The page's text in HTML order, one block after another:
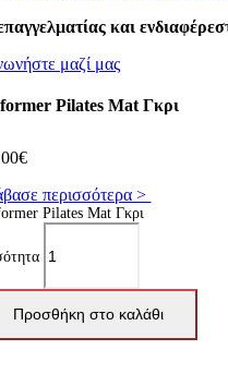
και
μαζί μας
Pilates Mat Γκρι
€
περισσότερα >
Pilates Mat Γκρι
Προσθήκη στο καλάθι